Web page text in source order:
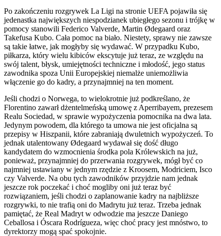
Po zakończeniu rozgrywek La Ligi na stronie UEFA pojawiła się
jedenastka największych niespodzianek ubiegłego sezonu i trójkę w
pomocy stanowili Federico Valverde, Martin Ødegaard oraz
Takefusa Kubo. Cała pomoc na biało. Niestety, sprawy nie zawsze
są takie łatwe, jak mogłyby się wydawać. W przypadku Kubo,
piłkarza, który wielu kibiców ekscytuje już teraz, ze względu na
swój talent, błysk, umiejętności techniczne i młodość, jego status
zawodnika spoza Unii Europejskiej niemalże uniemożliwia
włączenie go do kadry, a przynajmniej na ten moment.
Jeśli chodzi o Norwega, to wielokrotnie już podkreślano, że
Florentino zawarł dżentelmeńską umowę z Aperribayem, prezesem
Realu Sociedad, w sprawie wypożyczenia pomocnika na dwa lata.
Jedynym powodem, dla którego ta umowa nie jest oficjalna są
przepisy w Hiszpanii, które zabraniają dwuletnich wypożyczeń. To
jednak utalentowany Ødegaard wydawał się dość długo
kandydatem do wzmocnienia środka pola Królewskich na już,
ponieważ, przynajmniej do przerwania rozgrywek, mógł być co
najmniej ustawiany w jednym rzędzie z Kroosem, Modriciem, Isco
czy Valverde. Na obu tych zawodników przyjdzie nam jednak
jeszcze rok poczekać i choć mogliby oni już teraz być
rozwiązaniem, jeśli chodzi o zaplanowanie kadry na najbliższe
rozgrywki, to nie trafią oni do Madrytu już teraz. Trzeba jednak
pamiętać, że Real Madryt w odwodzie ma jeszcze Daniego
Ceballosa i Óscara Rodrígueza, więc choć pracy jest mnóstwo, to
dyrektorzy mogą spać spokojnie.